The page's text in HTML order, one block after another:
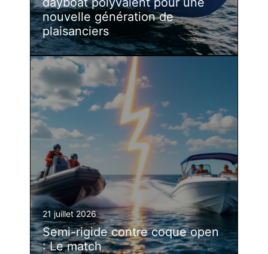
nouvelle génération de
plaisanciers
21 juillet 2026
Semi-rigide contre coque open
: Le match